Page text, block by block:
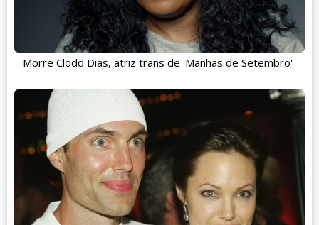
Morre Clodd Dias, atriz trans de 'Manhãs de Setembro'